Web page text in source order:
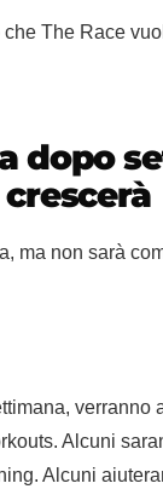
The Race
dopo
crescerà
ma non sarà
verranno
Alcuni
Alcuni